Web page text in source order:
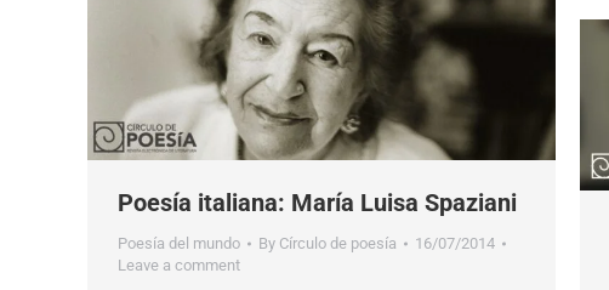
Poesía italiana: María Luisa Spaziani
Poesía del mundo By Círculo de poesía
16/07/2014
Leave a comment